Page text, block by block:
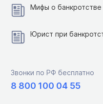
Мифы о банкротстве
Юрист при
Звонки по РФ бесплатно
8 800 100 04 55